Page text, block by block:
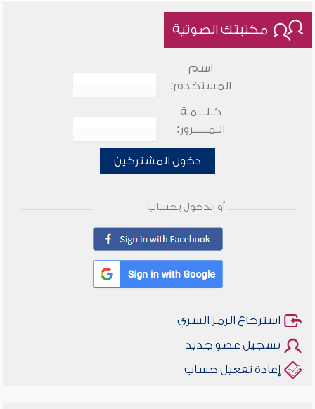
مكتبتك الصوتية
اسم
المستخدم:
كـلـــمـة
الـمـــــرور:
دخول المشتركين
أو الدخول بحساب
استرجاع الرمز السري
تسجيل عضو جديد
إعادة تفعيل حساب